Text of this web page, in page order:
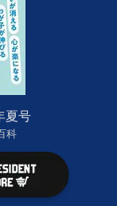
夏号
科